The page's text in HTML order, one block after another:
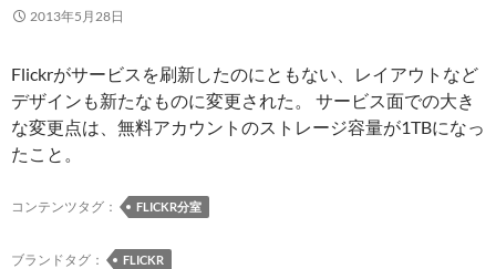
2013年5月28日
Flickrがサービスを刷新したのにともない、レイアウトなど
デザインも新たなものに変更された。 サービス面での大き
な変更点は、無料アカウントのストレージ容量が1TBになっ
たこと。
コンテンツタグ： FLICKR分室
ブランドタグ： FLICKR